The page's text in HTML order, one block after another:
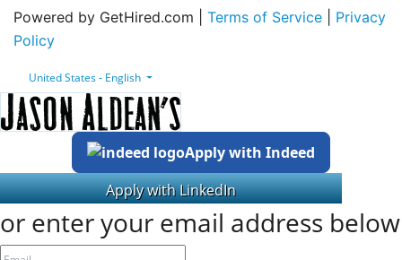
Powered by GetHired.com | Terms of Service
Privacy
Policy
United States - English
Apply with Indeed
or enter your email address below